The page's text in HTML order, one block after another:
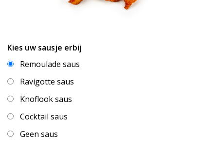
Kies uw sausje erbij
Remoulade saus
Ravigotte saus
Knoflook saus
Cocktail saus
Geen saus